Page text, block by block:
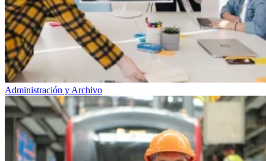
Administración y Archivo